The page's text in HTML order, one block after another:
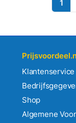
1
Klantenservice
Shop
Algemene